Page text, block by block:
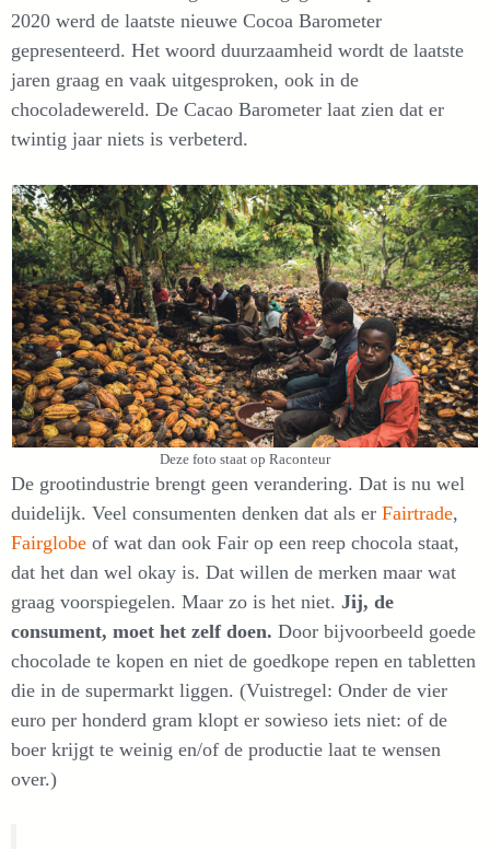
2020 werd de laatste nieuwe Cocoa Barometer
gepresenteerd. Het woord duurzaamheid wordt de laatste
jaren graag en vaak uitgesproken, ook in de
chocoladewereld. De Cacao Barometer laat zien dat er
twintig jaar niets is verbeterd.
Deze foto staat op Raconteur
De grootindustrie brengt geen verandering. Dat is nu wel
duidelijk. Veel consumenten denken dat als er Fairtrade,
Fairglobe of wat dan ook Fair op een reep chocola staat,
dat het dan wel okay is. Dat willen de merken maar wat
graag voorspiegelen. Maar zo is het niet. Jij, de
consument, moet het zelf doen. Door bijvoorbeeld goede
chocolade te kopen en niet de goedkope repen en tabletten
die in de supermarkt liggen. (Vuistregel: Onder de vier
euro per honderd gram klopt er sowieso iets niet: of de
boer krijgt te weinig en/of de productie laat te wensen
over.)